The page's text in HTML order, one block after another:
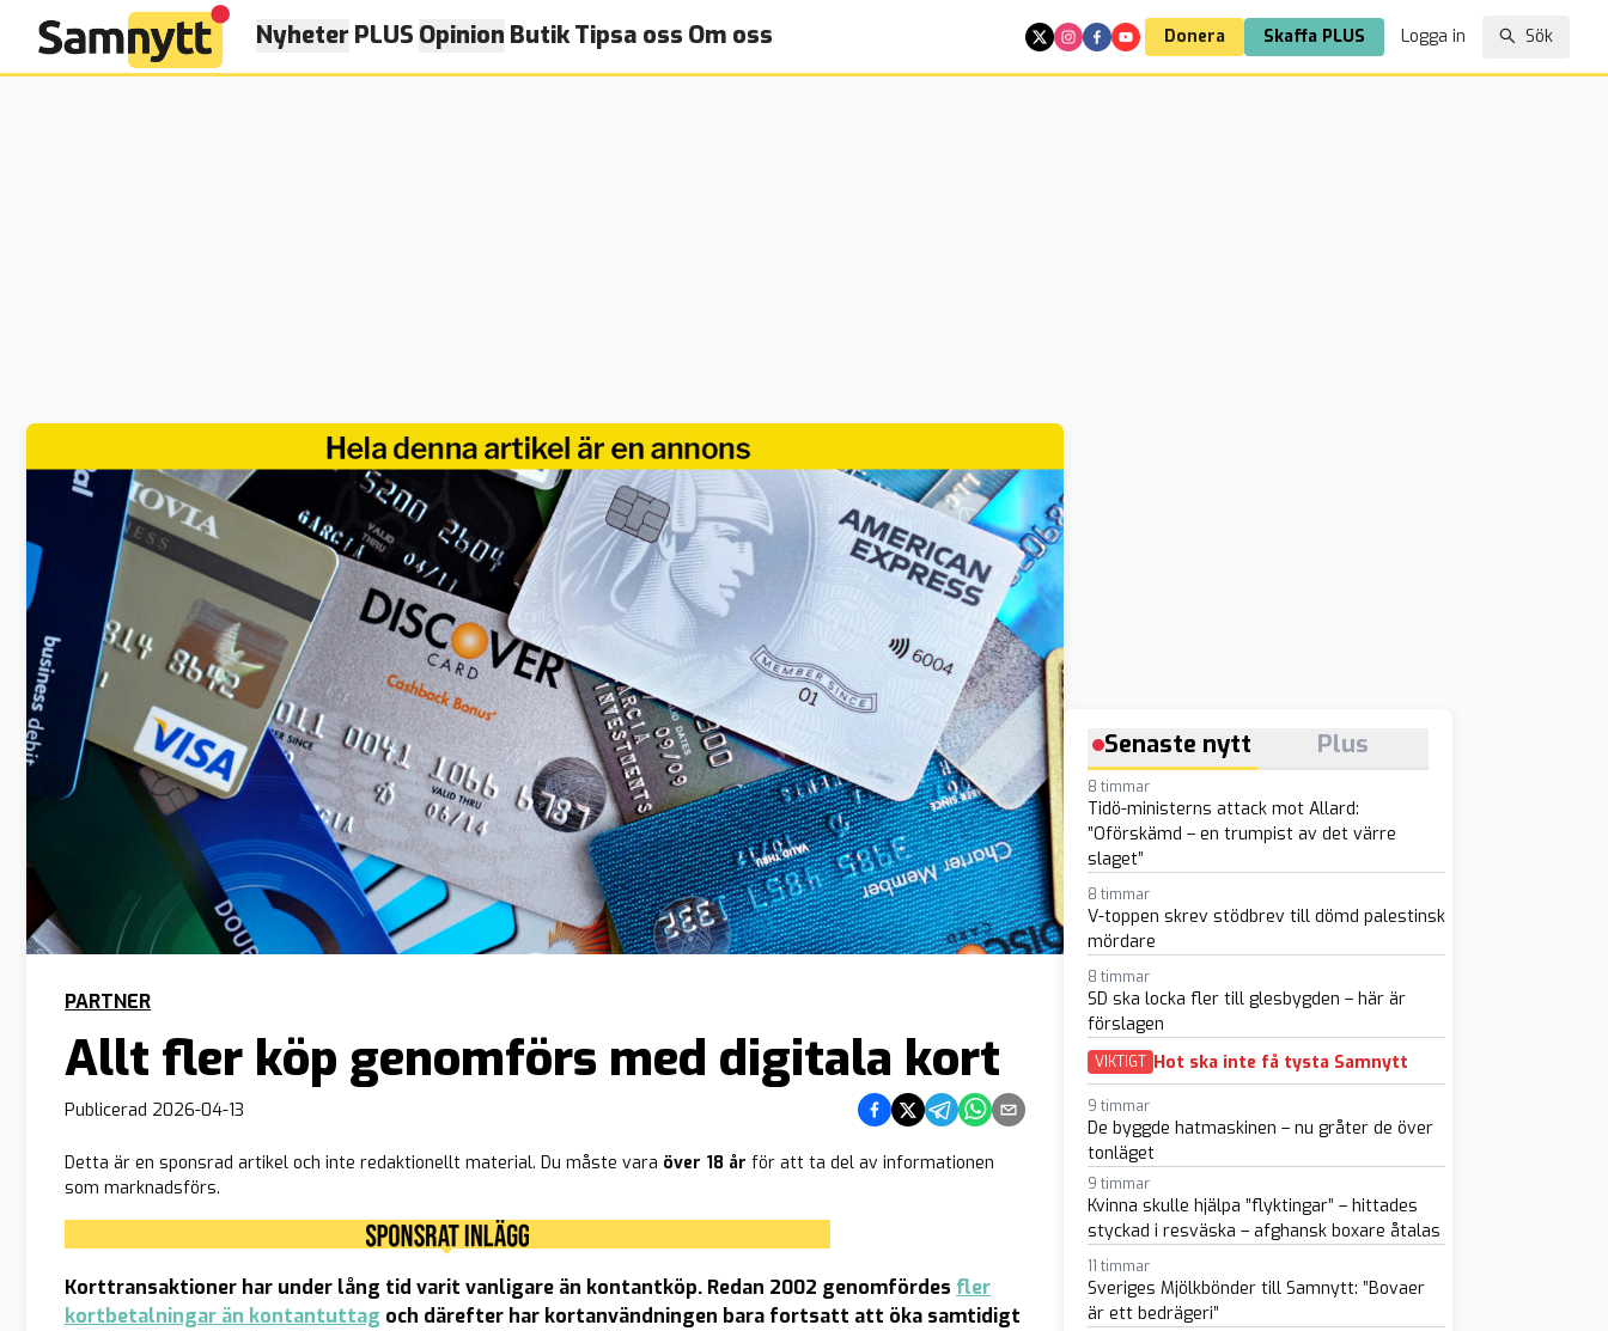
Nyheter PLUS Opinion ButikTipsa oss Om oss Donera Skaffa PLUS Logga in Sök
PARTNER
Allt fler köp genomförs med digitala kort
Publicerad 2026-04-13 Dela på Facebook
Dela på Twitter
Dela på Telegram
Dela på Whatsapp
Dela via e-post
Detta är en sponsrad artikel och inte redaktionellt material. Du måste vara över 18 år för att ta del av informationen
som marknadsförs.
Korttransaktioner har under lång tid varit vanligare än kontantköp. Redan 2002 genomfördes fler
kortbetalningar än kontantuttag och därefter har kortanvändningen bara fortsatt att öka samtidigt
Senaste nytt Plus
8 timmar
Tidö-ministerns attack mot Allard:
”Oförskämd – en trumpist av det värre
slaget”
8 timmar
V-toppen skrev stödbrev till dömd palestinsk
mördare
8 timmar
SD ska locka fler till glesbygden – här är
förslagen
VIKTIGT Hot ska inte få tysta Samnytt
9 timmar
De byggde hatmaskinen – nu gråter de över
tonläget
9 timmar
Kvinna skulle hjälpa ”flyktingar” – hittades
styckad i resväska – afghansk boxare åtalas
11 timmar
Sveriges Mjölkbönder till Samnytt: ”Bovaer
är ett bedrägeri”